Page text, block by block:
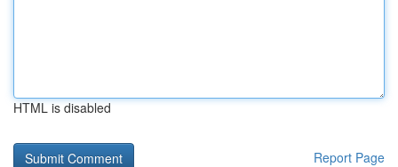
HTML is disabled
Report Page